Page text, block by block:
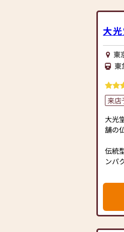
≪「
お仏
ク家
壇を
げた
≪は
●ご
さい)
い仏
●訪
「
越し
お客
大
東
東
来店
大光
舗の
伝統
ンパ
数豊
お
お客